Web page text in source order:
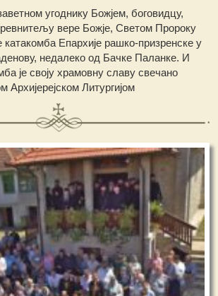
угоднику Божјем, боговидцу,
вере Божје, Светом Пророку
катакомба Епархије рашко-призренске у
недалеко од Бачке Паланке. И
је своју храмовну славу свечано
Архијерејском Литургијом